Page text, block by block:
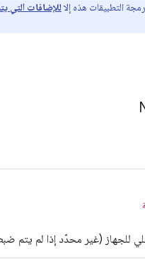
التطبيقات هذه إلا للإضافات التي